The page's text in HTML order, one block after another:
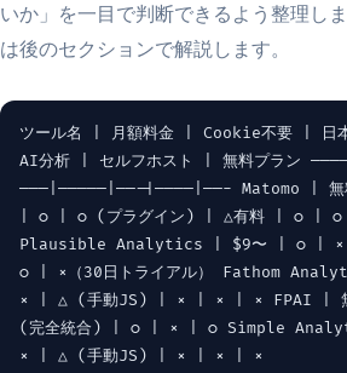
いか」を一目で判断できるよう整理し
は後のセクションで解説します。
ツール名 | 月額料金 | Cookie不要 | 日
AI分析 | セルフホスト | 無料プラン
———|—————|——-|————|——- Matomo | 無
| ○ | ○ (プラグイン) | △有料 | ○ | ○（
Plausible Analytics | $9〜 | ○ |
○ | ×（30日トライアル） Fathom
× | △ (手動JS) | × | × | × FPAI |
(完全統合) | ○ | × | ○ Simple
× | △ (手動JS) | × | × | ×